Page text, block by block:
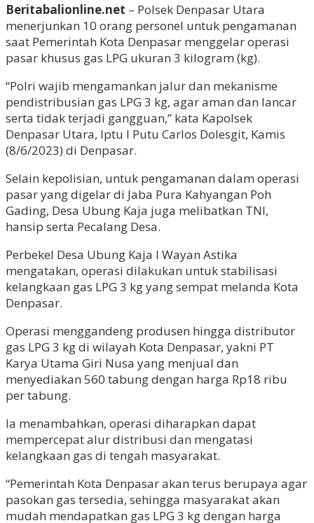
Beritabalionline.net – Polsek Denpasar Utara
menerjunkan 10 orang personel untuk pengamanan
saat Pemerintah Kota Denpasar menggelar operasi
pasar khusus gas LPG ukuran 3 kilogram (kg).
“Polri wajib mengamankan jalur dan mekanisme
pendistribusian gas LPG 3 kg, agar aman dan lancar
serta tidak terjadi gangguan,” kata Kapolsek
Denpasar Utara, Iptu I Putu Carlos Dolesgit, Kamis
(8/6/2023) di Denpasar.
Selain kepolisian, untuk pengamanan dalam operasi
pasar yang digelar di Jaba Pura Kahyangan Poh
Gading, Desa Ubung Kaja juga melibatkan TNI,
hansip serta Pecalang Desa.
Perbekel Desa Ubung Kaja I Wayan Astika
mengatakan, operasi dilakukan untuk stabilisasi
kelangkaan gas LPG 3 kg yang sempat melanda Kota
Denpasar.
Operasi menggandeng produsen hingga distributor
gas LPG 3 kg di wilayah Kota Denpasar, yakni PT
Karya Utama Giri Nusa yang menjual dan
menyediakan 560 tabung dengan harga Rp18 ribu
per tabung.
Ia menambahkan, operasi diharapkan dapat
mempercepat alur distribusi dan mengatasi
kelangkaan gas di tengah masyarakat.
“Pemerintah Kota Denpasar akan terus berupaya agar
pasokan gas tersedia, sehingga masyarakat akan
mudah mendapatkan gas LPG 3 kg dengan harga